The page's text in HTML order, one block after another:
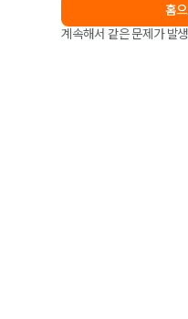
홈
계속해서 같은 문제가 발